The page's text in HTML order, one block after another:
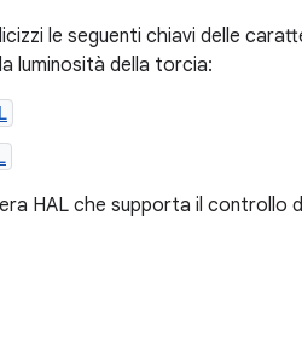
le seguenti chiavi delle
luminosità della torcia:
HAL che supporta il controllo